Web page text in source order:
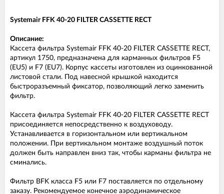
Systemair FFK 40-20 FILTER CASSETTE RECT
Описание:
Кассета фильтра Systemair FFK 40-20 FILTER CASSETTE RECT,
артикул 1750, предназначена для карманных фильтров F5
(EU5) и F7 (EU7). Корпус кассеты изготовлен из оцинкованной
листовой стали. Под навесной крышкой находится
быстроразъемный фиксатор, позволяющий легко заменить
фильтр.
Кассета фильтра Systemair FFK 40-20 FILTER CASSETTE RECT
присоединяется непосредственно к воздуховоду.
Устанавливается в горизонтальном или вертикальном
положении. При вертикальном монтаже воздушный поток
должен быть направлен вниз так, чтобы карманы фильтра не
сминались.
Фильтр BFK класса F5 или F7 поставляется по отдельному
заказу. Рекомендуемое конечное аэродинамическое